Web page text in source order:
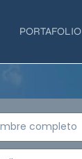
PORTAFOLIO